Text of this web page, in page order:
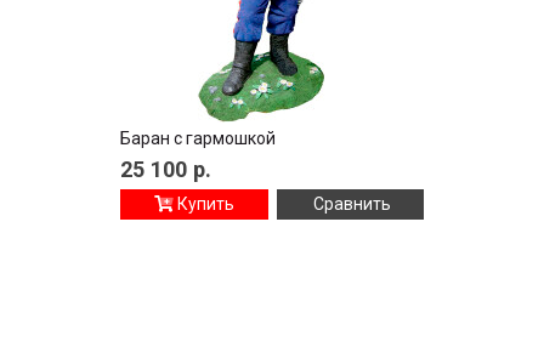
Баран с гармошкой
25 100 р.
Купить Сравнить